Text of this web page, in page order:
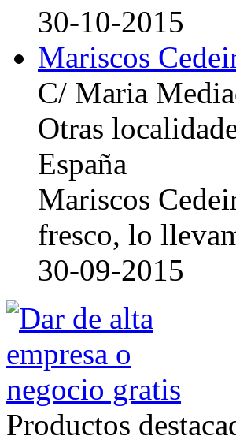
30-10-2015
Mariscos
C/ Maria
Otras
España
Mariscos
fresco, lo
30-09-2015
Productos